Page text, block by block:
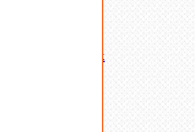
крепеж